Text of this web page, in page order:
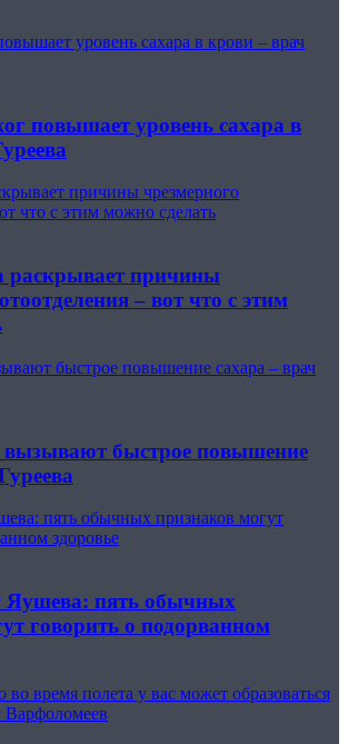
уровень сахара в крови – врач
повышает уровень сахара в
причины чрезмерного
что с этим можно сделать
раскрывает причины
– вот что с этим
быстрое повышение сахара – врач
вызывают быстрое повышение
пять обычных признаков могут
здоровье
Яушева: пять обычных
говорить о подорванном
во время полета у вас может образоваться
Варфоломеев